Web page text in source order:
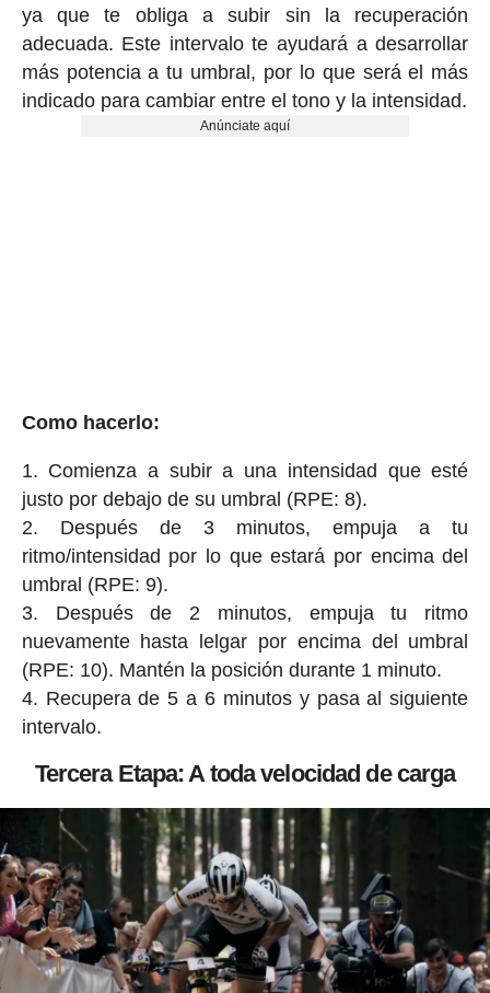
ya que te obliga a subir sin la recuperación
adecuada. Este intervalo te ayudará a desarrollar
más potencia a tu umbral, por lo que será el más
indicado para cambiar entre el tono y la intensidad.
Anúnciate aquí
Como hacerlo:
Comienza a subir a una intensidad que esté
justo por debajo de su umbral (RPE: 8).
Después de 3 minutos, empuja a tu
ritmo/intensidad por lo que estará por encima del
umbral (RPE: 9).
Después de 2 minutos, empuja tu ritmo
nuevamente hasta lelgar por encima del umbral
(RPE: 10). Mantén la posición durante 1 minuto.
Recupera de 5 a 6 minutos y pasa al siguiente
intervalo.
Tercera Etapa: A toda velocidad de carga